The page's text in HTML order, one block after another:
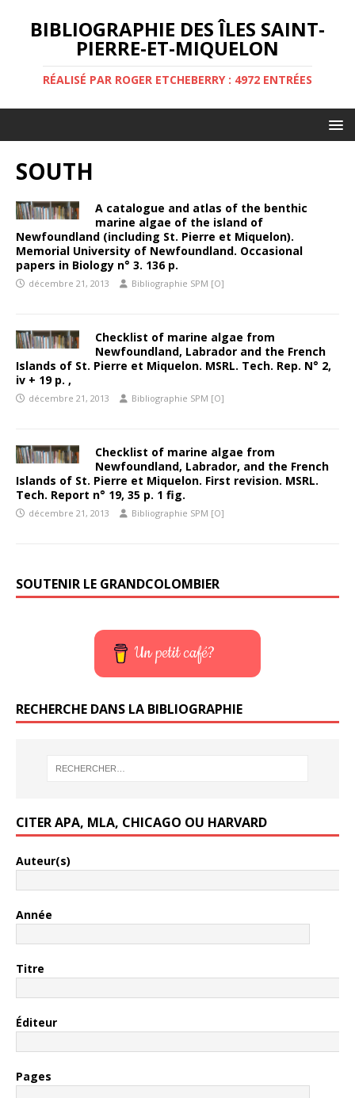
BIBLIOGRAPHIE DES ÎLES SAINT-
PIERRE-ET-MIQUELON
RÉALISÉ PAR ROGER ETCHEBERRY : 4972 ENTRÉES
SOUTH
A catalogue and atlas of the benthic
marine algae of the island of
Newfoundland (including St. Pierre et Miquelon).
Memorial University of Newfoundland. Occasional
papers in Biology n° 3. 136 p.
décembre 21, 2013 Bibliographie SPM [O]
Checklist of marine algae from
Newfoundland, Labrador and the French
Islands of St. Pierre et Miquelon. MSRL. Tech. Rep. N° 2,
iv + 19 p. ,
décembre 21, 2013 Bibliographie SPM [O]
Checklist of marine algae from
Newfoundland, Labrador, and the French
Islands of St. Pierre et Miquelon. First revision. MSRL.
Tech. Report n° 19, 35 p. 1 fig.
décembre 21, 2013 Bibliographie SPM [O]
SOUTENIR LE GRANDCOLOMBIER
Un petit café?
RECHERCHE DANS LA BIBLIOGRAPHIE
CITER APA, MLA, CHICAGO OU HARVARD
Auteur(s)
Année
Titre
Éditeur
Pages